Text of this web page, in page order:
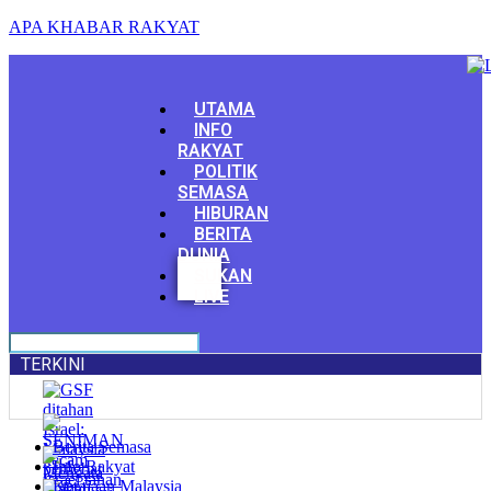
APA KHABAR RAKYAT
Menu
UTAMA
INFO
RAKYAT
POLITIK
SEMASA
HIBURAN
BERITA
DUNIA
SUKAN
LIVE
Facebook
Youtube
TERKINI
Berita Semasa
Info Rakyat
Kerajaan Malaysia